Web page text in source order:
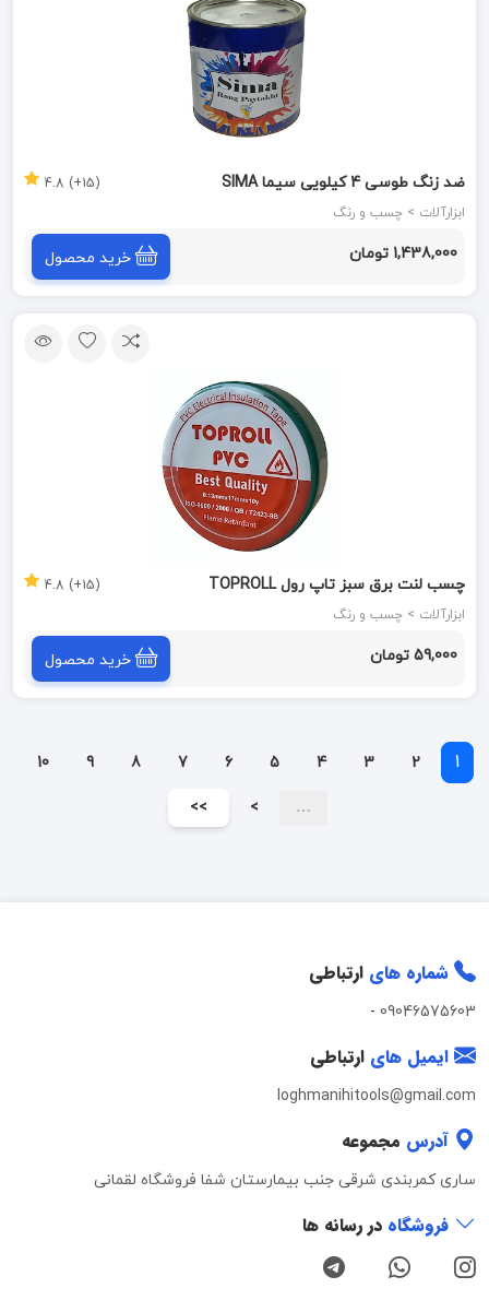
ضد زنگ طوسی 4 کیلویی سیما SIMA
ابزارآلات > چسب و رنگ
(15+) 4.8
1,438,000 تومان خرید محصول
چسب لنت برق سبز تاپ رول TOPROLL
ابزارآلات > چسب و رنگ
(15+) 4.8
59,000 تومان خرید محصول
1
2
3
4
5
6
7
8
9
10
…
>
>>
شماره های ارتباطی
09046575603
-
ایمیل های ارتباطی
loghmanihitools@gmail.com
آدرس مجموعه
ساری کمربندی شرقی جنب بیمارستان شفا فروشگاه لقمانی
فروشگاه در رسانه ها